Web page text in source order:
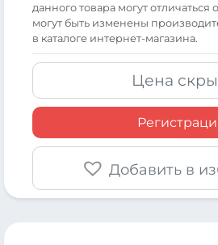
данного товара могут отличаться
могут быть изменены
в каталоге интернет-магазина.
Цена
Добавить в